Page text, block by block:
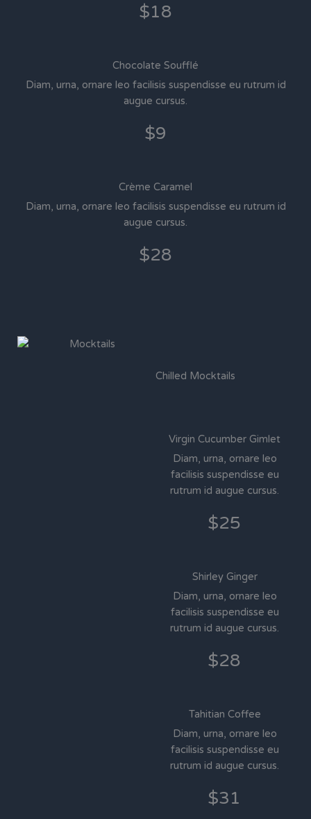
$18
Chocolate Soufflé
Diam, urna, ornare leo facilisis suspendisse eu rutrum id
augue cursus.
$9
Crème Caramel
Diam, urna, ornare leo facilisis suspendisse eu rutrum id
augue cursus.
$28
Chilled Mocktails
Virgin Cucumber Gimlet
Diam, urna, ornare leo
facilisis suspendisse eu
rutrum id augue cursus.
$25
Shirley Ginger
Diam, urna, ornare leo
facilisis suspendisse eu
rutrum id augue cursus.
$28
Tahitian Coffee
Diam, urna, ornare leo
facilisis suspendisse eu
rutrum id augue cursus.
$31